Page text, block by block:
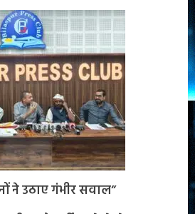
ने उठाए गंभीर सवाल”